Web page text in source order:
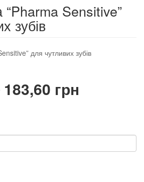
“Pharma Sensitive”
зубів
для чутливих зубів
Оригінальна
216,00 грн.
183,60 грн
183,60